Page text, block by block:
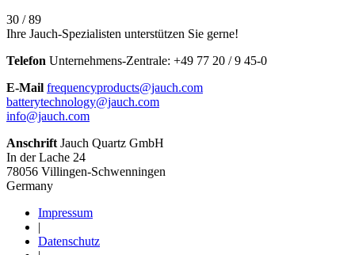
30 / 89
Ihre Jauch-Spezialisten unterstützen Sie gerne!
Telefon Unternehmens-Zentrale: +49 77 20 / 9 45-0
E-Mail frequencyproducts@jauch.com
batterytechnology@jauch.com
info@jauch.com
Anschrift Jauch Quartz GmbH
In der Lache 24
78056 Villingen-Schwenningen
Germany
Impressum
|
Datenschutz